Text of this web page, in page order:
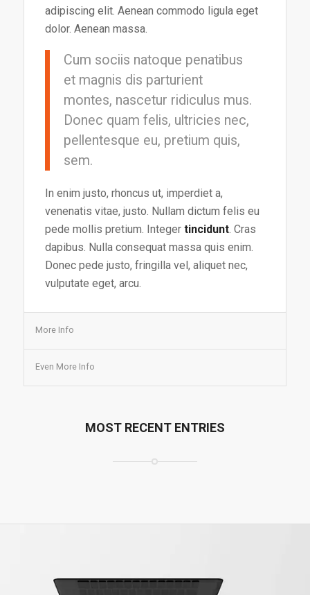
adipiscing elit. Aenean commodo ligula eget
dolor. Aenean massa.
Cum sociis natoque penatibus
et magnis dis parturient
montes, nascetur ridiculus mus.
Donec quam felis, ultricies nec,
pellentesque eu, pretium quis,
sem.
In enim justo, rhoncus ut, imperdiet a,
venenatis vitae, justo. Nullam dictum felis eu
pede mollis pretium. Integer tincidunt. Cras
dapibus. Nulla consequat massa quis enim.
Donec pede justo, fringilla vel, aliquet nec,
vulputate eget, arcu.
More Info
Even More Info
MOST RECENT ENTRIES